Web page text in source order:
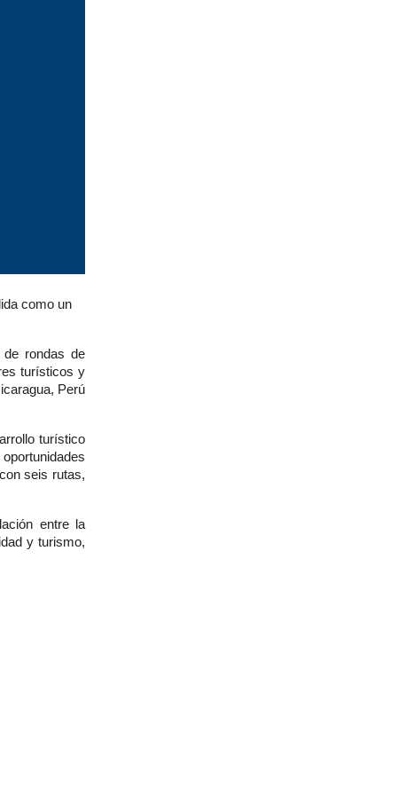
como un
de rondas de
turísticos y
Perú
turístico
seis rutas,
entre la
y turismo,